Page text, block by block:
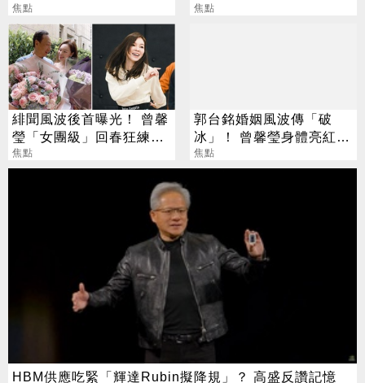
貨 專家揭真相
焦點
效應
焦點
緋聞風波後首曝光！ 曾馨
瑩「女團級」回春狂練舞
郭董獨自公園散步
焦點
郭台銘婚姻風波傳「破
冰」！ 曾馨瑩身體亮紅燈
18年婚姻驚傳出現轉機
焦點
HBM供應吃緊「輝達Rubin擬降規」？ 高盛反讚記憶